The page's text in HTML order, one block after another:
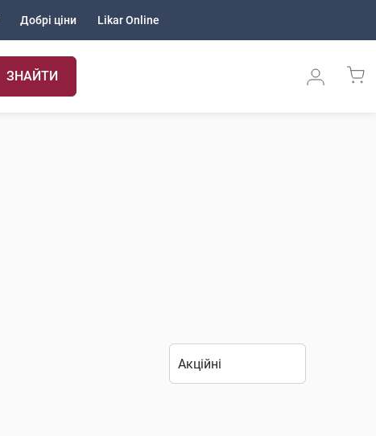
Добрі ціни Likar Online
ЗНАЙТИ